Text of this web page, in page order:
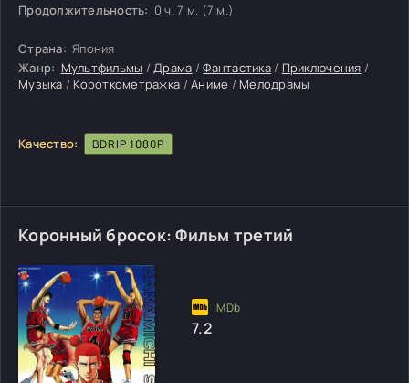
Продолжительность: 0 ч. 7 м. (7 м.)
Страна: Япония
Жанр: Мультфильмы /Драма /Фантастика/ Приключения /
Музыка / Короткометражка /Аниме / Мелодрамы
Качество: BDRIP 1080P
Коронный бросок: Фильм третий
7.2